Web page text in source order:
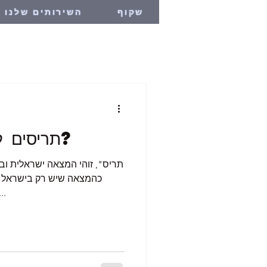
שקוף השירותים שלנו
תריסים לבית - כן או לא?
כהמצאה שיש רק בישראל
תריסי אשנבים. לא מעט אנשים...